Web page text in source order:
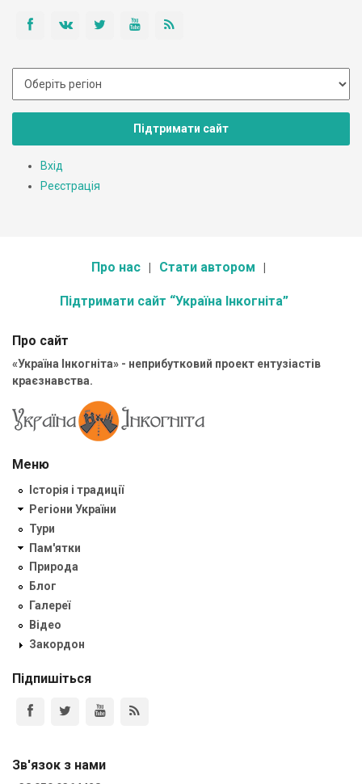
Підтримати сайт
Вхід
Реєстрація
Про нас Стати автором
Підтримати сайт “Україна Інкогніта”
Про сайт
«Україна Інкогніта» - неприбутковий проект ентузіастів
краєзнавства.
Меню
Історія і традиції
Регіони України
Тури
Пам'ятки
Природа
Блог
Галереї
Відео
Закордон
Підпишіться
Зв'язок з нами